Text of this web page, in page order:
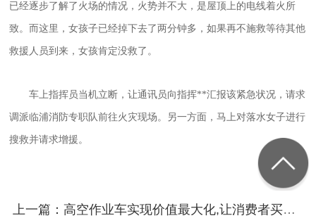
已经逐步了解了火场的情况，火势并不大，是屋顶上的电线着火所
致。而这里，女孩子已经掉下去了两分钟多，如果再不施救等待其他
救援人员到来，女孩肯定没救了。
车上指挥员当机立断，让通讯员向指挥**汇报该紧急状况，请求
调派临浦消防专职队前往火灾现场。另一方面，马上对落水女子进行
搜救并请求增援。
上一篇：高空作业车实现价值最大化,让消费者买到实惠